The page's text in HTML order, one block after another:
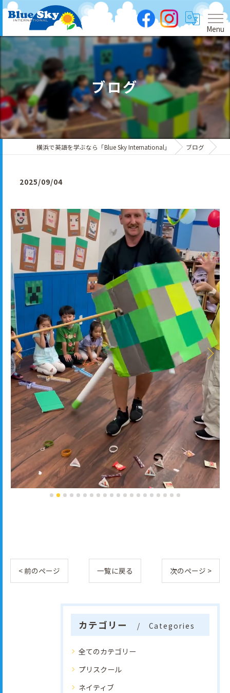
Menu
ブログ
横浜で英語を学ぶなら「Blue Sky International」 ブログ
2025/09/04
< 前のページ 一覧に戻る 次のページ >
カテゴリー Categories
全てのカテゴリー
プリスクール
ネイティブ